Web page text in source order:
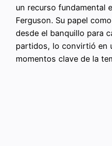
un recurso fundamental
Ferguson. Su papel
desde el banquillo para
partidos, lo convirtió en
momentos clave de la